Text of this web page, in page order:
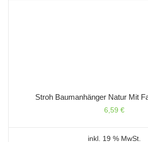
Stroh Baumanhänger Natur Mit
6,59 €
inkl. 19 % MwSt.